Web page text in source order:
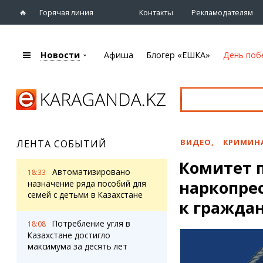
Горячая линия Контакты Рекламодателям
Караганды
eTV
Рассылка новостей
Персоны
Афиша
Театры
Спорт
Выставки
Цирк и зоопарк
Блогер «ЕШКА»
Лента блогера
Новости Афиша Блогер «ЕШКА» День
ЛЕНТА СОБЫТИЙ
18:33
Автоматизировано
назначение ряда пособий для
семей с детьми в Казахстане
18:08
Потребление угля в
Казахстане достигло
максимума за десять лет
ВИДЕО,
Комитет
к